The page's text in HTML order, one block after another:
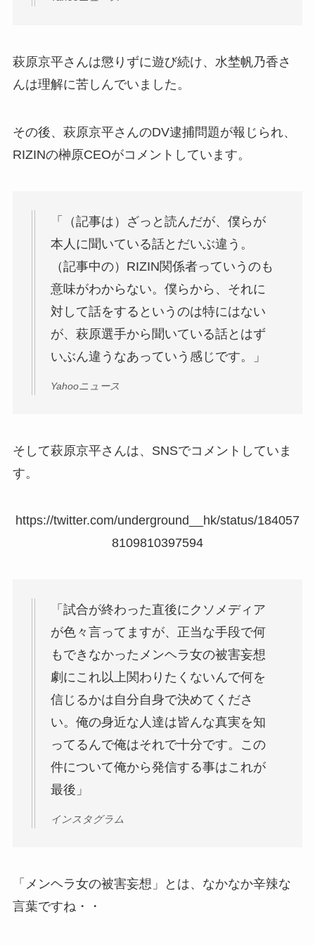
萩原京平さんは懲りずに遊び続け、水埜帆乃香さ
んは理解に苦しんでいました。
その後、萩原京平さんのDV逮捕問題が報じられ、
RIZINの榊原CEOがコメントしています。
「（記事は）ざっと読んだが、僕らが
本人に聞いている話とだいぶ違う。
（記事中の）RIZIN関係者っていうのも
意味がわからない。僕らから、それに
対して話をするというのは特にはない
が、萩原選手から聞いている話とはず
いぶん違うなあっていう感じです。」
Yahooニュース
そして萩原京平さんは、SNSでコメントしていま
す。
https://twitter.com/underground__hk/status/184057
8109810397594
「試合が終わった直後にクソメディア
が色々言ってますが、正当な手段で何
もできなかったメンヘラ女の被害妄想
劇にこれ以上関わりたくないんで何を
信じるかは自分自身で決めてくださ
い。俺の身近な人達は皆んな真実を知
ってるんで俺はそれで十分です。この
件について俺から発信する事はこれが
最後」
インスタグラム
「メンヘラ女の被害妄想」とは、なかなか辛辣な
言葉ですね・・